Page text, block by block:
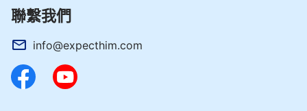
攪擾與攻擊，神對約伯的賜福也不再受到撒但的控
告。
雖然那個時候的賜福僅僅局限于一些牛羊、駱
聯繫我們
info@expecthim.com